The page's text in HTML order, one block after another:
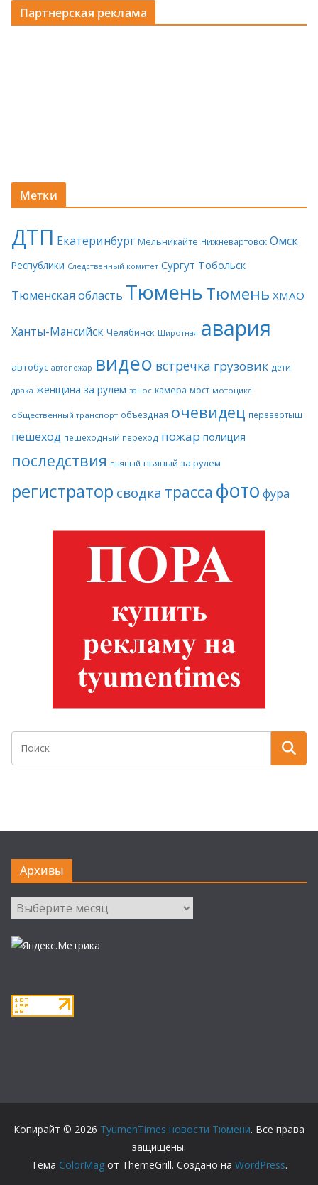
Партнерская реклама
Метки
ДТП Екатеринбург Мельникайте Нижневартовск Омск
Республики Следственный комитет Сургут Тобольск
Тюменская область ТюменьТюмень ХМАО
Ханты-Мансийск Челябинск Широтная авария
автобус автопожар видео встречка грузовик дети
драка женщина за рулем занос камера мост мотоцикл
общественный транспорт объездная очевидец перевертыш
пешеход пешеходный переход пожар полиция
последствия пьяный пьяный за рулем
регистратор сводка трасса фото фура
Архивы
Архивы
Копирайт © 2026 TyumenTimes новости Тюмени. Все права
защищены.
Тема ColorMagот ThemeGrill. Создано на WordPress.